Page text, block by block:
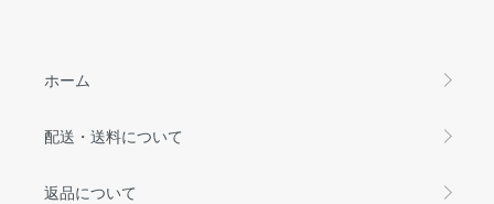
ホーム
配送・送料について
返品について